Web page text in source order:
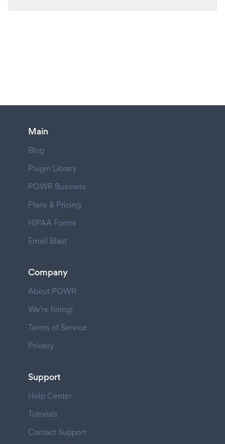
Main
Blog
Plugin Library
POWR Business
Plans & Pricing
HIPAA Forms
Email Blast
Company
About POWR
We're hiring!
Terms of Service
Privacy
Support
Help Center
Tutorials
Contact Support